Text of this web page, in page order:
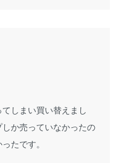
しまい買い替えまし
か売っていなかったの
たです。